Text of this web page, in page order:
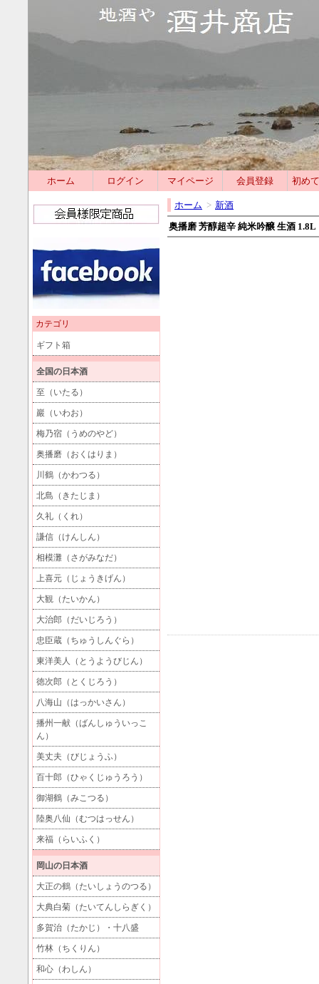
ホーム ログイン マイページ 会員登録 初め
ホーム > 新酒
奥播磨 芳醇超辛 純米吟醸 生酒 1.8L
カテゴリ
ギフト箱
全国の日本酒
至（いたる）
巖（いわお）
梅乃宿（うめのやど）
奥播磨（おくはりま）
川鶴（かわつる）
北島（きたじま）
久礼（くれ）
謙信（けんしん）
相模灘（さがみなだ）
上喜元（じょうきげん）
大観（たいかん）
大治郎（だいじろう）
忠臣蔵（ちゅうしんぐら）
東洋美人（とうようびじん）
徳次郎（とくじろう）
八海山（はっかいさん）
播州一献（ばんしゅういっこ
ん）
美丈夫（びじょうふ）
百十郎（ひゃくじゅうろう）
御湖鶴（みこつる）
陸奥八仙（むつはっせん）
来福（らいふく）
岡山の日本酒
大正の鶴（たいしょうのつる）
大典白菊（たいてんしらぎく）
多賀治（たかじ）・十八盛
竹林（ちくりん）
和心（わしん）